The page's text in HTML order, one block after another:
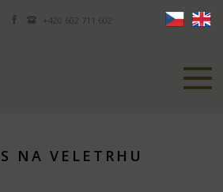
+420 602 711 602
NA VELETRHU